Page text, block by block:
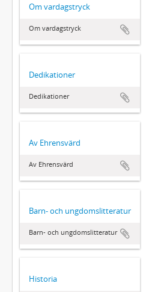
Om vardagstryck
Om vardagstryck
Dedikationer
Dedikationer
Av Ehrensvärd
Av Ehrensvärd
Barn- och ungdomslitteratur
Barn- och ungdomslitteratur
Historia